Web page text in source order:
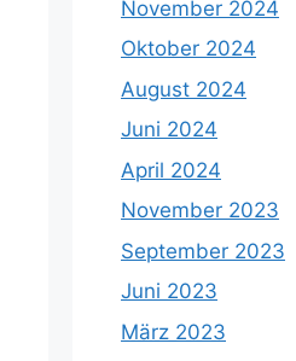
November 2024
Oktober 2024
August 2024
Juni 2024
April 2024
November 2023
September 2023
Juni 2023
März 2023